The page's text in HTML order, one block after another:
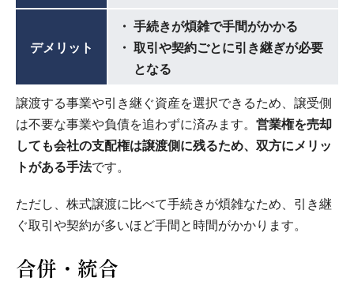
デメリット
手続きが煩雑で手間がかかる
取引や契約ごとに引き継ぎが必要
となる
譲渡する事業や引き継ぐ資産を選択できるため、譲受側
は不要な事業や負債を追わずに済みます。 営業権を売却
しても会社の支配権は譲渡側に残るため、双方にメリッ
トがある手法です。
ただし、株式譲渡に比べて手続きが煩雑なため、引き継
ぐ取引や契約が多いほど手間と時間がかかります。
合併・統合